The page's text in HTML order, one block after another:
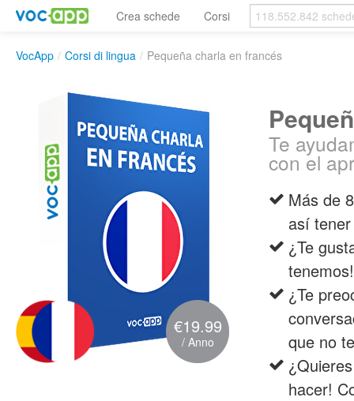
Crea schede Corsi
VocApp / Corsi di lingua / Pequeña charla en francés
€19.99
/ Anno
Te
con el
Más de
así
¿Te
tenemos!
¿Te
que no
hacer!